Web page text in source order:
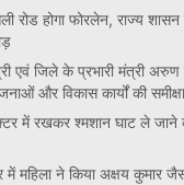
रोड होगा फोरलेन, राज्य
एवं जिले के प्रभारी मंत्री
और विकास कार्यों की
में रखकर श्मशान घाट ले जाने
में महिला ने किया अक्षय कुमार